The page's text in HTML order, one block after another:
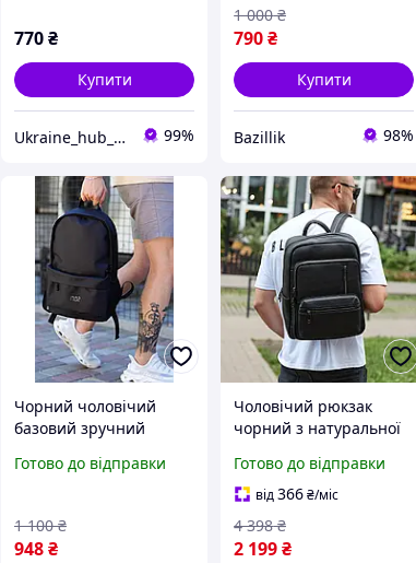
770₴
Купити
Ukraine_hub_accessory 99%
790₴
1 000 ₴
Купити
Bazillik 98%
Чорний чоловічий
базовий зручний
використання або
Готово до відправки
948₴
1 100 ₴
Чоловічий рюкзак
чорний з натуральної
чоловіків зручний на
щодень для документів
і ноутбука шкіряний
Готово до відправки
від366₴/міс
2 199₴
4 398 ₴